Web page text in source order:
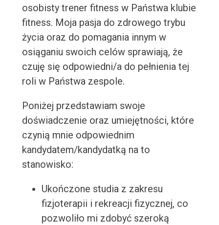
osobisty trener fitness w Państwa klubie
fitness. Moja pasja do zdrowego trybu
życia oraz do pomagania innym w
osiąganiu swoich celów sprawiają, że
czuję się odpowiedni/a do pełnienia tej
roli w Państwa zespole.
Poniżej przedstawiam swoje
doświadczenie oraz umiejętności, które
czynią mnie odpowiednim
kandydatem/kandydatką na to
stanowisko:
Ukończone studia z zakresu
fizjoterapii i rekreacji fizycznej, co
pozwoliło mi zdobyć szeroką